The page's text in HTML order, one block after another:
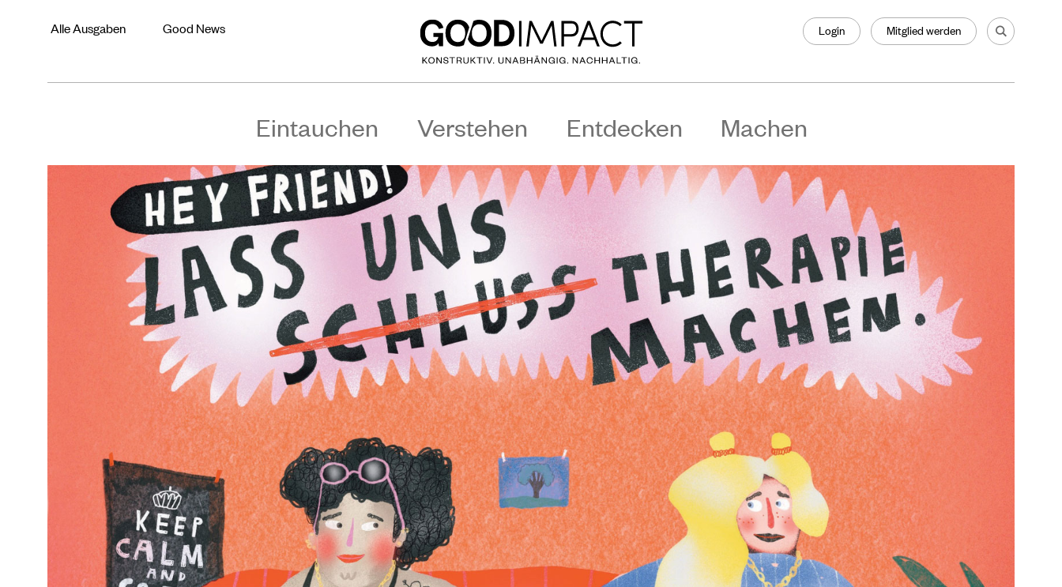
Alle Ausgaben Good News Login Mitglied werden
Eintauchen Verstehen Entdecken Machen